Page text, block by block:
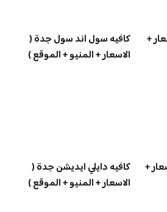
+
كافيه سول اند سول جدة (
الاسعار + المنيو + الموقع )
+
كافيه دايلي ايديشن جدة (
الاسعار + المنيو + الموقع )